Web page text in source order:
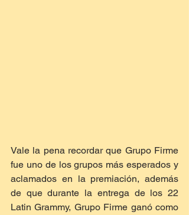
Vale la pena recordar que Grupo Firme
fue uno de los grupos más esperados y
aclamados en la premiación, además
de que durante la entrega de los 22
Latin Grammy, Grupo Firme ganó como